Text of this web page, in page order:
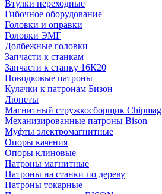
Втулки переходные
Гибочное оборудование
Головки и оправки
Головки ЭМГ
Долбежные головки
Запчасти к станкам
Запчасти к станку 16К20
Поводковые патроны
Кулачки к патронам Бизон
Люнеты
Магнитный стружкосборщик Chipmag
Механизированные патроны Bison
Муфты электромагнитные
Опоры качения
Опоры клиновые
Патроны магнитные
Патроны на станки по дереву
Патроны токарные